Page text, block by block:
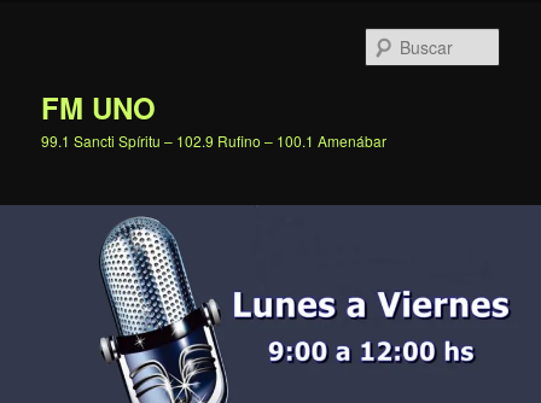
FM UNO
99.1 Sancti Spíritu – 102.9 Rufino – 100.1 Amenábar